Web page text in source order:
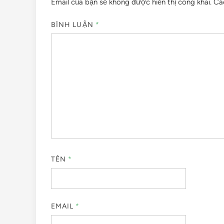
Email của bạn sẽ không được hiển thị công khai.
BÌNH LUẬN *
TÊN *
EMAIL *